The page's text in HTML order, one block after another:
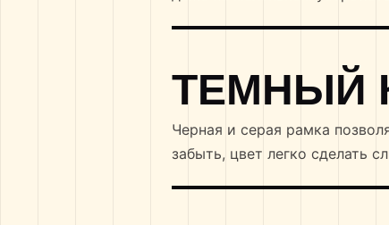
ТЕМНЫЙ
Черная и серая рамка
забыть, цвет легко сделать